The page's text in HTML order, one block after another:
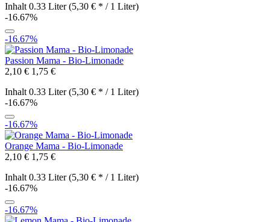
Inhalt 0.33 Liter(5,30 € * / 1 Liter)
-16.67%
-16.67%
Passion Mama - Bio-Limonade
2,10 € 1,75 €
Inhalt 0.33 Liter(5,30 € * / 1 Liter)
-16.67%
-16.67%
Orange Mama - Bio-Limonade
2,10 € 1,75 €
Inhalt 0.33 Liter(5,30 € * / 1 Liter)
-16.67%
-16.67%